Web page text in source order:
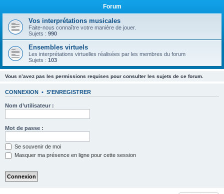
Forum
Vos interprétations musicales
Faite-nous connaître votre manière de jouer.
Sujets : 990
Ensembles virtuels
Les interprétations virtuelles réalisées par les membres du forum
Sujets : 103
Vous n’avez pas les permissions requises pour consulter les sujets de ce forum.
CONNEXION • S’ENREGISTRER
Nom d’utilisateur :
Mot de passe :
Se souvenir de moi
Masquer ma présence en ligne pour cette session